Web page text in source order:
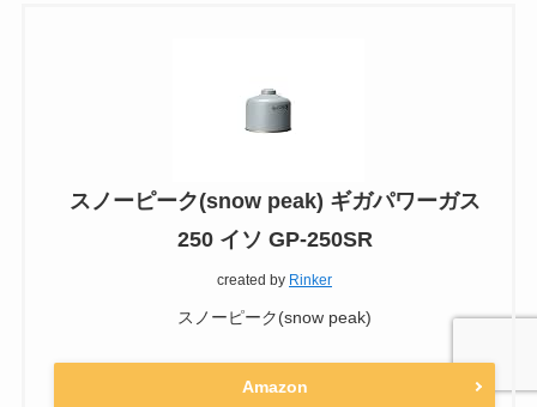
スノーピーク(snow peak) ギガパワーガス
250 イソ GP-250SR
created by Rinker
スノーピーク(snow peak)
Amazon